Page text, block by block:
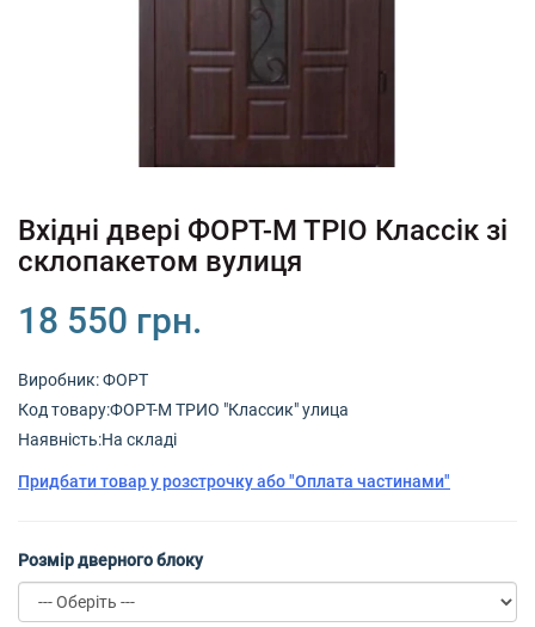
+380 (67) 380 73 18
+380 (95) 180 73 18
Вхідні двері ФОРТ-М ТРІО Классік зі
склопакетом вулиця
18 550 грн.
Виробник:ФОРТ
Код товару:ФОРТ-М ТРИО "Классик" улица
Наявність:На складі
Придбати товар у розстрочку або "Оплата частинами"
Розмір дверного блоку